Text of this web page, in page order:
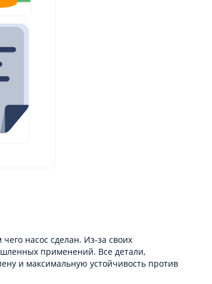
насос сделан. Из-за своих
применений. Все детали,
и максимальную устойчивость против